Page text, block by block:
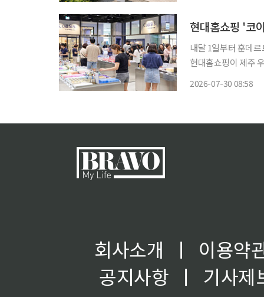
현대홈쇼핑 '코
내달 1일부터 훈데
현대홈쇼핑이 제주
2026-07-30 08:58
회사소개 ㅣ
이용약
공지사항
ㅣ
기사제